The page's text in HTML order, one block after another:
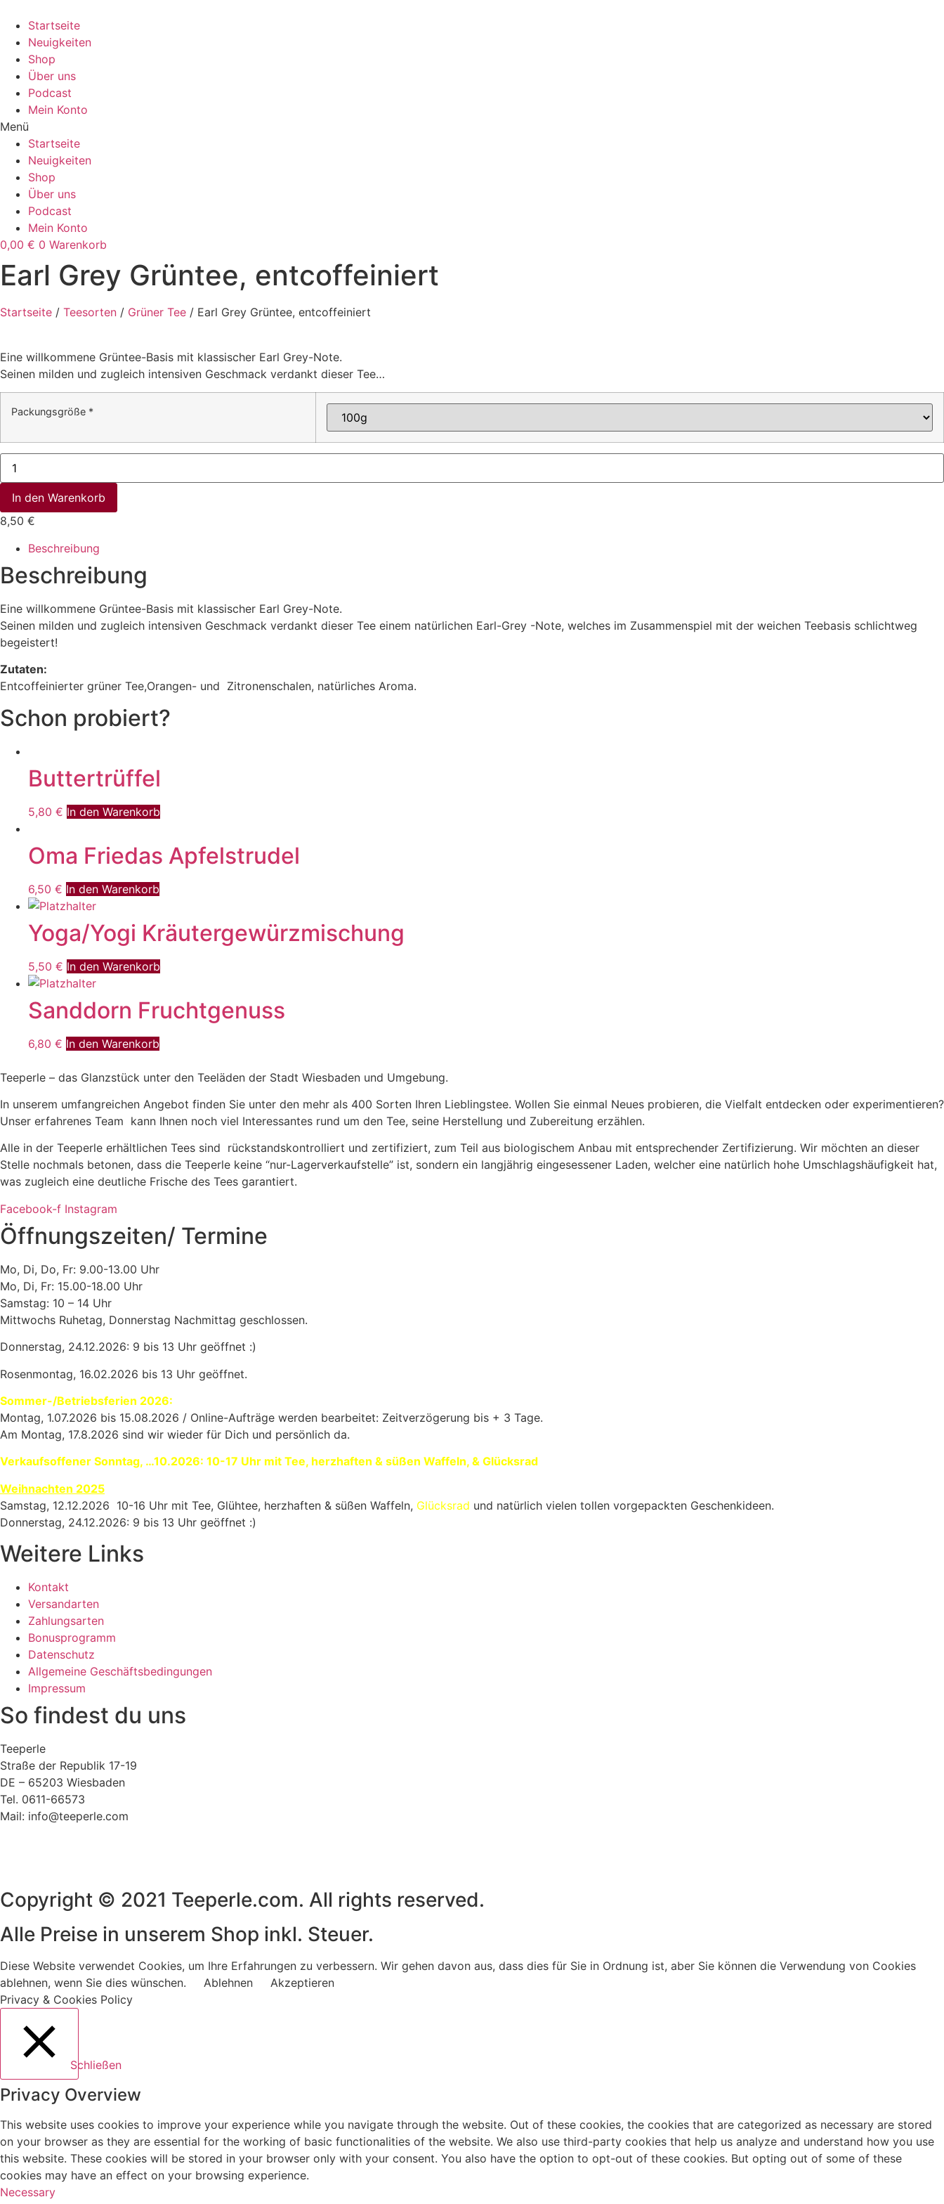
Inhalt
wechseln
Startseite
Neuigkeiten
Shop
Über uns
Podcast
Mein Konto
Menü
Startseite
Neuigkeiten
Shop
Über uns
Podcast
Mein Konto
0,00 € 0 Warenkorb
Earl Grey Grüntee, entcoffeiniert
Startseite / Teesorten / Grüner Tee / Earl Grey Grüntee, entcoffeiniert
Eine willkommene Grüntee-Basis mit klassischer Earl Grey-Note.
Seinen milden und zugleich intensiven Geschmack verdankt dieser Tee…
Packungsgröße *
Earl
Grey
Grüntee,
entcoffeiniert
Menge
In den Warenkorb
8,50 €
Beschreibung
Beschreibung
Eine willkommene Grüntee-Basis mit klassischer Earl Grey-Note.
Seinen milden und zugleich intensiven Geschmack verdankt dieser Tee einem natürlichen Earl-Grey -Note, welches im Zusammenspiel mit der weichen Teebasis schlichtweg
begeistert!
Zutaten:
Entcoffeinierter grüner Tee,Orangen- und Zitronenschalen, natürliches Aroma.
Schon probiert?
Buttertrüffel
5,80 € In den Warenkorb
Oma Friedas Apfelstrudel
6,50 € In den Warenkorb
Yoga/Yogi Kräutergewürzmischung
5,50 € In den Warenkorb
Sanddorn Fruchtgenuss
6,80 € In den Warenkorb
Teeperle – das Glanzstück unter den Teeläden der Stadt Wiesbaden und Umgebung.
In unserem umfangreichen Angebot finden Sie unter den mehr als 400 Sorten Ihren Lieblingstee. Wollen Sie einmal Neues probieren, die Vielfalt entdecken oder experimentieren?
Unser erfahrenes Team kann Ihnen noch viel Interessantes rund um den Tee, seine Herstellung und Zubereitung erzählen.
Alle in der Teeperle erhältlichen Tees sind rückstandskontrolliert und zertifiziert, zum Teil aus biologischem Anbau mit entsprechender Zertifizierung. Wir möchten an dieser
Stelle nochmals betonen, dass die Teeperle keine “nur-Lagerverkaufstelle” ist, sondern ein langjährig eingesessener Laden, welcher eine natürlich hohe Umschlagshäufigkeit hat,
was zugleich eine deutliche Frische des Tees garantiert.
Facebook-f Instagram
Öffnungszeiten/ Termine
Mo, Di, Do, Fr: 9.00-13.00 Uhr
Mo, Di, Fr: 15.00-18.00 Uhr
Samstag: 10 – 14 Uhr
Mittwochs Ruhetag, Donnerstag Nachmittag geschlossen.
Donnerstag, 24.12.2026: 9 bis 13 Uhr geöffnet :)
Rosenmontag, 16.02.2026 bis 13 Uhr geöffnet.
Sommer-/Betriebsferien 2026:
Montag, 1.07.2026 bis 15.08.2026 / Online-Aufträge werden bearbeitet: Zeitverzögerung bis + 3 Tage.
Am Montag, 17.8.2026 sind wir wieder für Dich und persönlich da.
Verkaufsoffener Sonntag, …10.2026: 10-17 Uhr mit Tee, herzhaften & süßen Waffeln, & Glücksrad
Weihnachten 2025
Samstag, 12.12.2026 10-16 Uhr mit Tee, Glühtee, herzhaften & süßen Waffeln, Glücksrad und natürlich vielen tollen vorgepackten Geschenkideen.
Donnerstag, 24.12.2026: 9 bis 13 Uhr geöffnet :)
Weitere Links
Kontakt
Versandarten
Zahlungsarten
Bonusprogramm
Datenschutz
Allgemeine Geschäftsbedingungen
Impressum
So findest du uns
Teeperle
Straße der Republik 17-19
DE – 65203 Wiesbaden
Tel. 0611-66573
Mail: info@teeperle.com
Copyright © 2021 Teeperle.com. All rights reserved.
Alle Preise in unserem Shop inkl. Steuer.
Diese Website verwendet Cookies, um Ihre Erfahrungen zu verbessern. Wir gehen davon aus, dass dies für Sie in Ordnung ist, aber Sie können die Verwendung von Cookies
ablehnen, wenn Sie dies wünschen.
Ablehnen
Akzeptieren
Privacy & Cookies Policy
Schließen
Privacy Overview
This website uses cookies to improve your experience while you navigate through the website. Out of these cookies, the cookies that are categorized as necessary are stored
on your browser as they are essential for the working of basic functionalities of the website. We also use third-party cookies that help us analyze and understand how you use
this website. These cookies will be stored in your browser only with your consent. You also have the option to opt-out of these cookies. But opting out of some of these
cookies may have an effect on your browsing experience.
Necessary